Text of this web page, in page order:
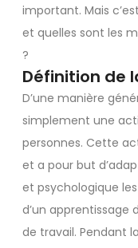
important. Mais
et quelles sont les
?
Définition de
D’une manière
simplement une
personnes. Cette
et a pour but
et psychologique
d’un apprentissage
de travail. Pendant